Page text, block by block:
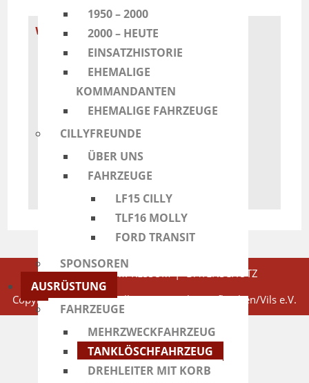
1950 – 2000
2000 – HEUTE
EINSATZHISTORIE
EHEMALIGE
KOMMANDANTEN
EHEMALIGE FAHRZEUGE
CILLYFREUNDE
ÜBER UNS
FAHRZEUGE
LF15 CILLY
TLF16 MOLLY
FORD TRANSIT
SPONSOREN
AUSRÜSTUNG
FAHRZEUGE
MEHRZWECKFAHRZEUG
TANKLÖSCHFAHRZEUG
DREHLEITER MIT KORB
weitere Fahrzeuge
KONTAKT IMPRESSUM
DATENSCHUTZ
Copyright 2026 - Freiwillige Feuerwehr Taufkirchen/Vils e.V.